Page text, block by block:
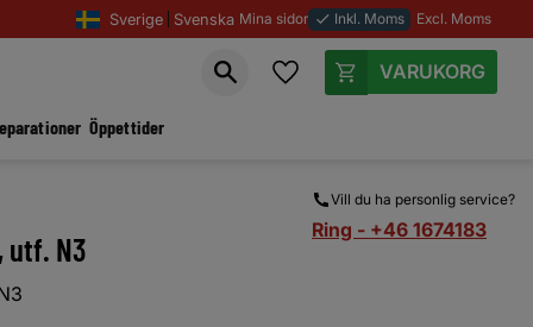
Sverige Svenska Mina sidor done Inkl. Moms Excl. Moms
Vill du ha personlig service?
Ring - +46 1674183
Favoriter
Kundvagn
Öppettider
utf. N3